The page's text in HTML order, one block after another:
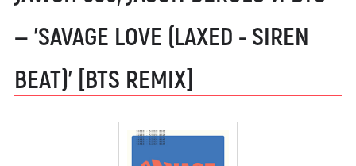
— 'SAVAGE LOVE (LAXED - SIREN
BEAT)' [BTS REMIX]